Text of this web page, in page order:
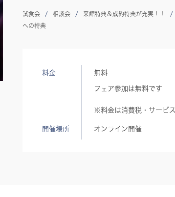
試食会 相談会 来館特典＆成約特典が充実！！
への特典
料金 無料
フェア参加は無料です
※料金は消費税・サービ
開催場所 オンライン開催